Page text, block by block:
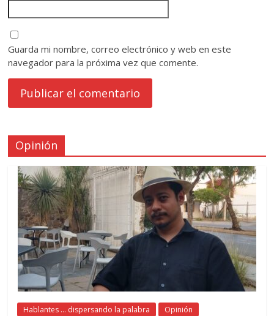
Guarda mi nombre, correo electrónico y web en este
navegador para la próxima vez que comente.
Opinión
Hablantes ... dispersando la palabra Opinión